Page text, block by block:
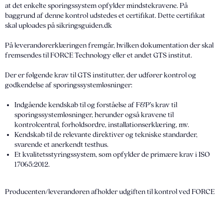
at det enkelte sporingssystem opfylder mindstekravene. På
baggrund af denne kontrol udstedes et certifikat. Dette certifikat
skal uploades på sikringsguiden.dk
På leverandørerklæringen fremgår, hvilken dokumentation der skal
fremsendes til FORCE Technology eller et andet GTS institut.
Der er følgende krav til GTS institutter, der udfører kontrol og
godkendelse af sporingssystemløsninger:
Indgående kendskab til og forståelse af F&P’s krav til
sporingssystemløsninger, herunder også kravene til
kontrolcentral, forholdsordre, installationserklæring, mv.
Kendskab til de relevante direktiver og tekniske standarder,
svarende et anerkendt testhus.
Et kvalitetsstyringssystem, som opfylder de primære krav i ISO
17065:2012.
Producenten/leverandøren afholder udgiften til kontrol ved FORCE